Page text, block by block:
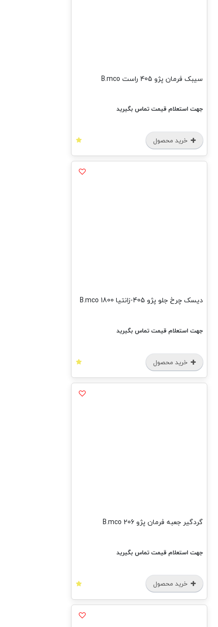
سیبک فرمان پژو 405 راست B.mco
جهت استعلام قیمت تماس بگیرید
خرید محصول
دیسک چرخ جلو پژو 405-زانتیا 1800 B.mco
جهت استعلام قیمت تماس بگیرید
خرید محصول
گردگیر جعبه فرمان پژو 206 B.mco
جهت استعلام قیمت تماس بگیرید
خرید محصول